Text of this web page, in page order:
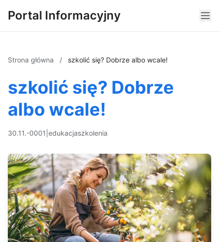
Portal Informacyjny
Strona główna / szkolić się? Dobrze albo wcale!
szkolić się? Dobrze
albo wcale!
30.11.-0001 edukacjaszkolenia